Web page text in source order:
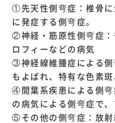
①先天性側弯症：椎骨に
に発症する側弯症。
②神経・筋原性側弯症：
ロフィーなどの病気
③神経線維腫症による側
もよばれ、特有な色素
④間葉系疾患による側弯
の病気による側弯症で
⑤その他の側弯症：放射